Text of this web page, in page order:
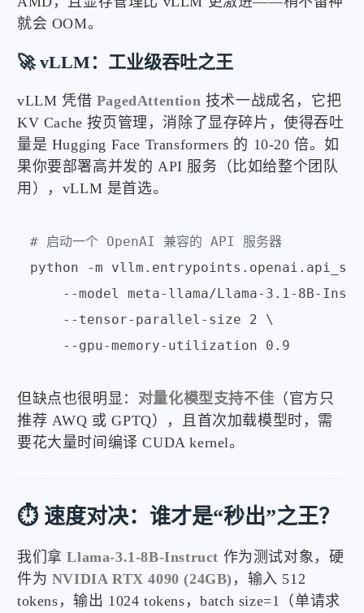
就会 OOM。
🚀 vLLM：工业级吞吐之王
vLLM 凭借 PagedAttention 技术一战成名，它把
KV Cache 按页管理，消除了显存碎片，使得吞吐
量是 Hugging Face Transformers 的 10-20 倍。如
果你要部署高并发的 API 服务（比如给整个团队
用），vLLM 是首选。
# 启动一个 OpenAI 兼容的 API 服务器
python -m
--model meta-llama/Llama-3.1-8B-
    --tensor-parallel-size 2 \
    --gpu-memory-utilization 0.9
但缺点也很明显： 对量化模型支持不佳 （官方只
推荐 AWQ 或 GPTQ），且首次加载模型时，需
要花大量时间编译 CUDA kernel。
⏱️ 速度对决：谁才是“秒出”之王？
我们拿Llama-3.1-8B-Instruct 作为测试对象，硬
件为 NVIDIA RTX 4090 (24GB) ，输入 512
tokens，输出 1024 tokens，batch size=1（单请求